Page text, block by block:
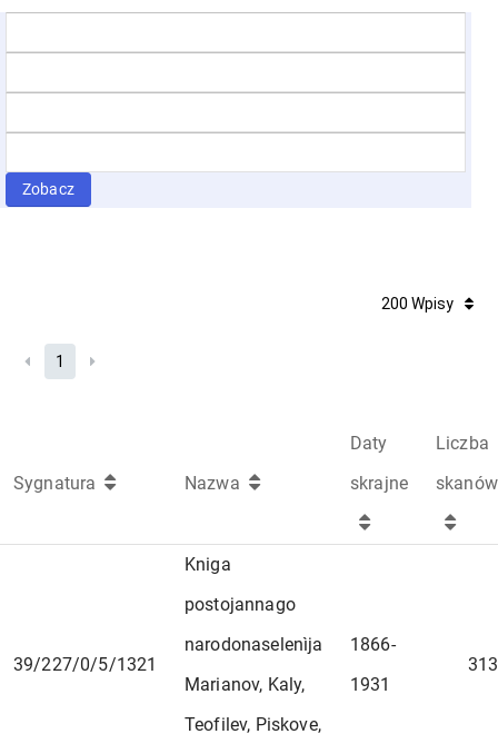
Zobacz
200 Wpisy
1
Sygnatura Nazwa
Daty
skrajne
Liczba
skanów
39/227/0/5/1321
Kniga
postojannago
narodonaselenìja
Marianov, Kaly,
Teofilev, Piskove,
1866-
1931
313